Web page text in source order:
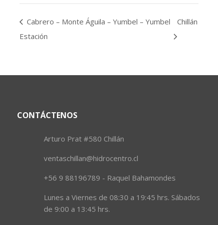
Cabrero – Monte Águila – Yumbel – Yumbel
Estación
Chillán
CONTÁCTENOS
Arturo Prat #580 Chillán
ventaschillan@hidrocentro.cl
+56 9 88196789 - Raquel Bahamondes
Lunes a Viernes de 08:30 a 19:45 hrs. Sábados
de 9:00 a 13:45 hrs.